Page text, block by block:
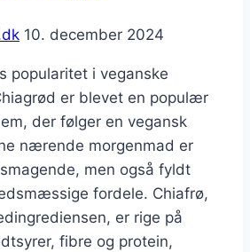
10. december 2024
popularitet i veganske
er blevet en populær
der følger en vegansk
nærende morgenmad er
men også fyldt
fordele. Chiafrø,
er rige på
fibre og protein,